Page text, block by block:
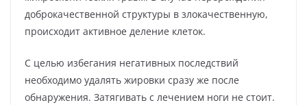
доброкачественной структуры в злокачественную,
происходит активное деление клеток.
С целью избегания негативных последствий
необходимо удалять жировки сразу же после
обнаружения. Затягивать с лечением ноги не стоит.